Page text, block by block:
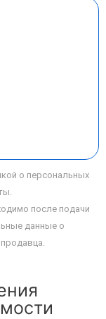
о персональных
после подачи
данные о